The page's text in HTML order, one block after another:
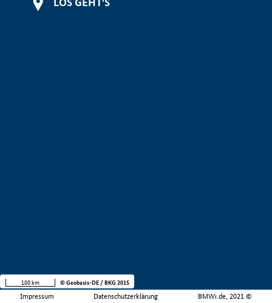
Impressum Datenschutzerklärung BMWi.de, 2021 ©
100 km © Geobasis-DE / BKG 2015